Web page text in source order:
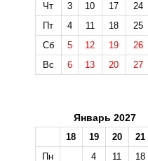
Чт
3 10 17
24
Пт
4 11 18
25
Сб
5 12 19
26
Вс
6 13 20 27
Январь 2027
18 19 20 21
Пн
4 11 18